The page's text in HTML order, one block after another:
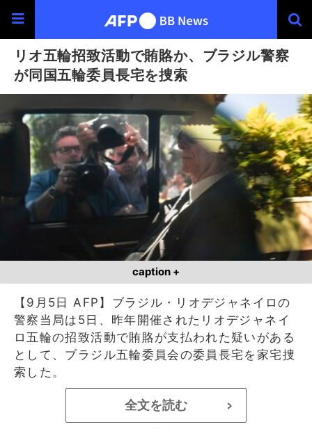
リオ五輪招致活動で賄賂か、ブラジル警察
が同国五輪委員長宅を捜索
caption +
【9月5日 AFP】ブラジル・リオデジャネイロの
警察当局は5日、昨年開催されたリオデジャネイ
ロ五輪の招致活動で賄賂が支払われた疑いがある
として、ブラジル五輪委員会の委員長宅を家宅捜
索した。
全文を読む >